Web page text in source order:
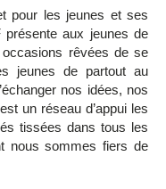
pour les jeunes et ses
présente aux jeunes de
occasions rêvées de se
jeunes de partout au
nos idées, nos
un réseau d’appui les
tissées dans tous les
nous sommes fiers de